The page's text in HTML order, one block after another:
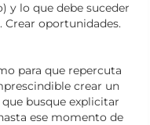
y lo que debe suceder
oportunidades.
para que repercuta
crear un
busque explicitar
ese momento de